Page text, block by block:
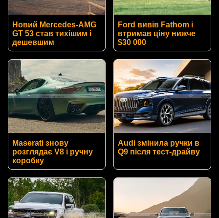
Новий Mercedes-AMG
GT 53 став тихішим і
дешевшим
Ford вивів Fathom і
втримав ціну нижче
$30 000
Maserati знову
розглядає V8 і ручну
коробку
Audi змінила ручки в
Q9 після тест-драйву